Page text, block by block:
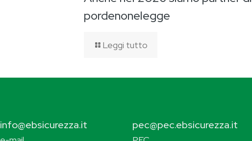
pordenonelegge
Leggi tutto
info@ebsicurezza.it pec@pec.ebsicurezza.it